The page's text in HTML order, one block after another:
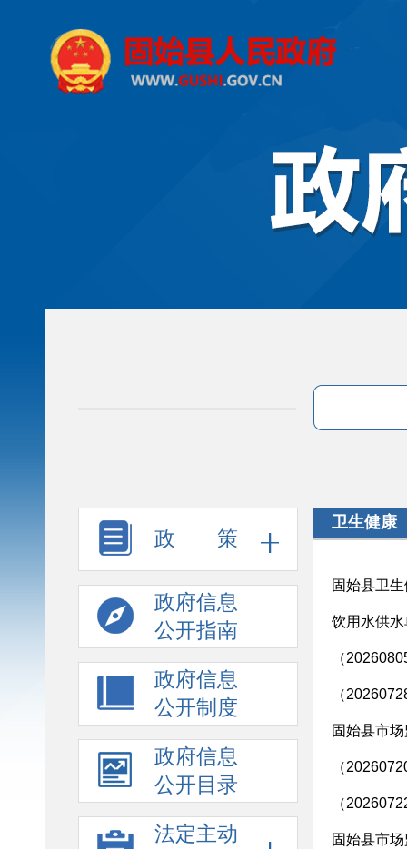
政 策
政府信息
公开指南
政府信息
公开制度
政府信息
公开目录
法定主动
卫生健康
固始县卫
饮用水供
（
（
（
（